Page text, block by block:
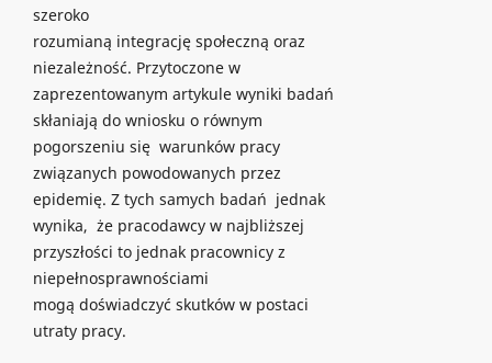
szeroko
rozumianą integrację społeczną oraz
niezależność. Przytoczone w
zaprezentowanym artykule wyniki badań
skłaniają do wniosku o równym
pogorszeniu się warunków pracy
związanych powodowanych przez
epidemię. Z tych samych badań jednak
wynika, że pracodawcy w najbliższej
przyszłości to jednak pracownicy z
niepełnosprawnościami
mogą doświadczyć skutków w postaci
utraty pracy.